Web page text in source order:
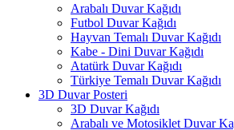
Arabalı Duvar Kağıdı
Futbol Duvar Kağıdı
Hayvan Temalı Duvar Kağıdı
Kabe - Dini Duvar Kağıdı
Atatürk Duvar Kağıdı
Türkiye Temalı Duvar Kağıdı
3D Duvar Posteri
3D Duvar Kağıdı
Arabalı ve Motosiklet Duvar